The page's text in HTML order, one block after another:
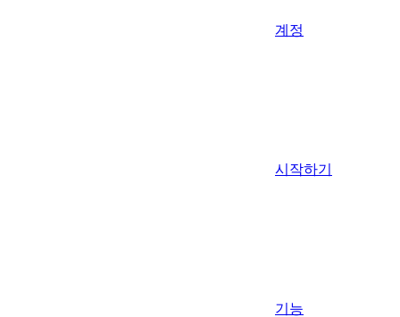
계정
시작하기
기능